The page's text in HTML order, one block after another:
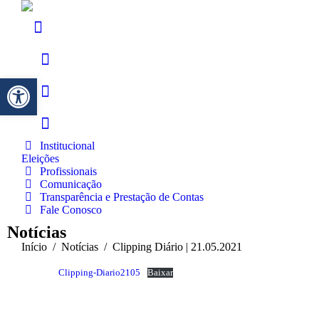
Institucional
Eleições
Profissionais
Comunicação
Transparência e Prestação de Contas
Fale Conosco
Notícias
Você está aqui:
Início Notícias Clipping Diário | 21.05.2021
Clipping-Diario2105 Baixar
Barra de Ferramentas Aberta